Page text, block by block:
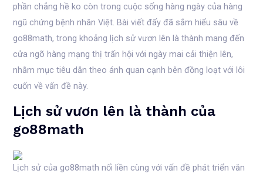
phần chẳng hề ko còn trong cuộc sống hàng ngày của hàng
ngũ chứng bệnh nhân Việt. Bài viết đấy đã sắm hiểu sâu về
go88math, trong khoảng lịch sử vươn lên là thành mang đến
cửa ngõ hàng mạng thị trấn hội với ngày mai cải thiện lên,
nhằm mục tiêu dẫn theo ánh quan cạnh bên đồng loạt với lôi
cuốn về vấn đề này.
Lịch sử vươn lên là thành của
go88math
Lịch sử của go88math nối liền cùng với vấn đề phát triển văn